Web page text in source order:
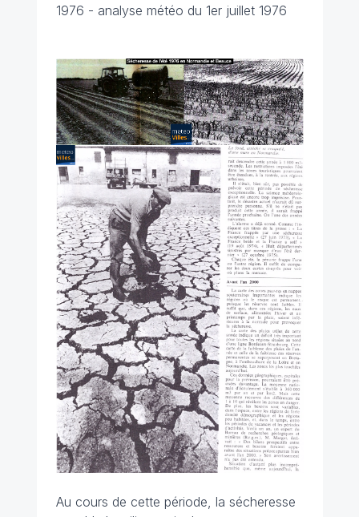
1976 - analyse météo du 1er juillet 1976
Au cours de cette période, la sécheresse